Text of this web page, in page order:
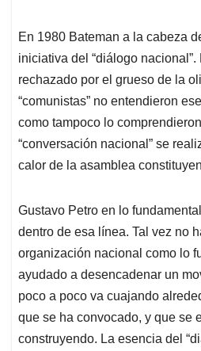
En 1980 Bateman a la cabeza
iniciativa del “diálogo
rechazado por el grueso de la
“comunistas” no entendieron
como tampoco lo
“conversación nacional” se
calor de la asamblea
Gustavo Petro en lo
dentro de esa línea. Tal vez no
organización nacional como lo
ayudado a desencadenar un
poco a poco va cuajando
que se ha convocado, y que se
construyendo. La esencia del